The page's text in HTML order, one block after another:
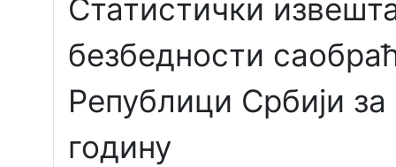
Статистички
безбедности
Републици Србији
годину